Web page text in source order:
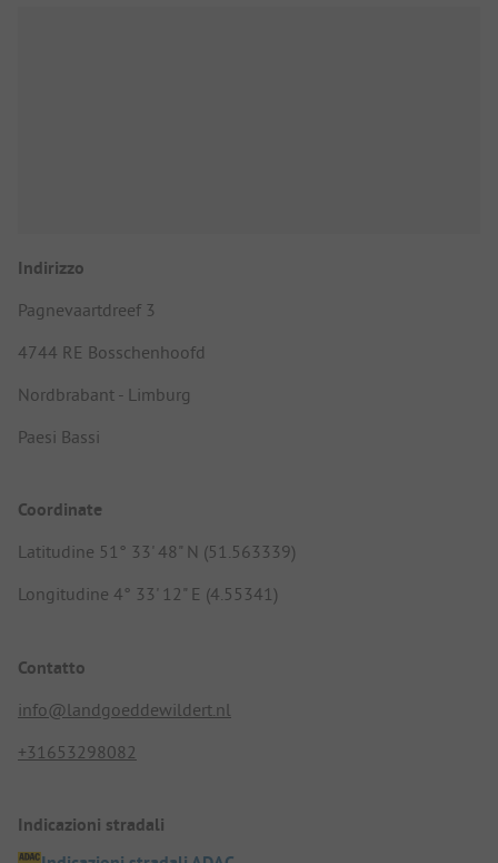
Indirizzo
Pagnevaartdreef 3
4744 RE Bosschenhoofd
Nordbrabant - Limburg
Paesi Bassi
Coordinate
Latitudine 51° 33' 48" N (51.563339)
Longitudine 4° 33' 12" E (4.55341)
Contatto
info@landgoeddewildert.nl
+31653298082
Indicazioni stradali